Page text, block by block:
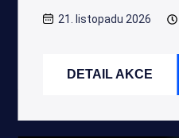
21. listopadu 2026
DETAIL AKCE